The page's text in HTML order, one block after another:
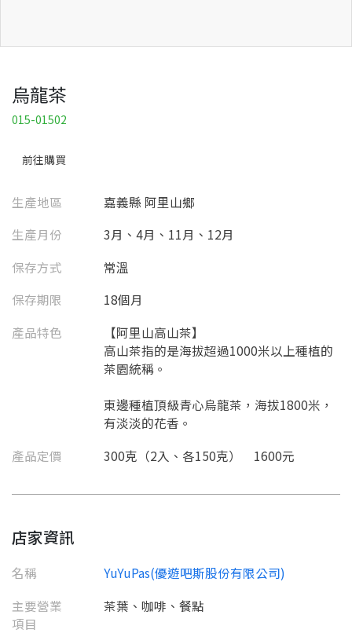
烏龍茶
015-01502
前往購買
生產地區
嘉義縣 阿里山鄉
生產月份
3月、4月、11月、12月
保存方式
常溫
保存期限
18個月
產品特色
【阿里山高山茶】
高山茶指的是海拔超過1000米以上種植的
茶園統稱。
東邊種植頂級青心烏龍茶，海拔1800米，
有淡淡的花香。
產品定價
300克（2入、各150克） 1600元
店家資訊
名稱
YuYuPas(優遊吧斯股份有限公司)
主要營業
項目
茶葉、咖啡、餐點